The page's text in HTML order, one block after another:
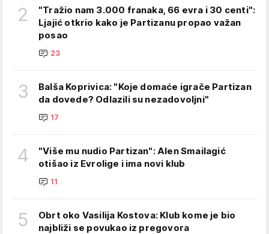
2
"Tražio nam 3.000 franaka, 66 evra i 30 centi":
Ljajić otkrio kako je Partizanu propao važan
posao
23
3
Balša Koprivica: "Koje domaće igrače Partizan
da dovede? Odlazili su nezadovoljni"
17
4
"Više mu nudio Partizan": Alen Smailagić
otišao iz Evrolige i ima novi klub
11
5
Obrt oko Vasilija Kostova: Klub kome je bio
najbliži se povukao iz pregovora